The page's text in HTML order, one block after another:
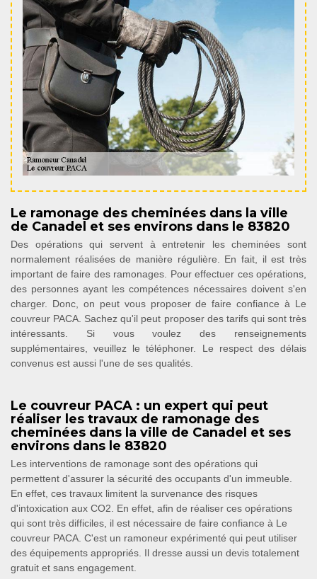
Le ramonage des cheminées dans la ville
de Canadel et ses environs dans le 83820
Des opérations qui servent à entretenir les cheminées sont
normalement réalisées de manière régulière. En fait, il est très
important de faire des ramonages. Pour effectuer ces opérations,
des personnes ayant les compétences nécessaires doivent s'en
charger. Donc, on peut vous proposer de faire confiance à Le
couvreur PACA. Sachez qu'il peut proposer des tarifs qui sont très
intéressants. Si vous voulez des renseignements
supplémentaires, veuillez le téléphoner. Le respect des délais
convenus est aussi l'une de ses qualités.
Le couvreur PACA : un expert qui peut
réaliser les travaux de ramonage des
cheminées dans la ville de Canadel et ses
environs dans le 83820
Les interventions de ramonage sont des opérations qui
permettent d'assurer la sécurité des occupants d'un immeuble.
En effet, ces travaux limitent la survenance des risques
d'intoxication aux CO2. En effet, afin de réaliser ces opérations
qui sont très difficiles, il est nécessaire de faire confiance à Le
couvreur PACA. C'est un ramoneur expérimenté qui peut utiliser
des équipements appropriés. Il dresse aussi un devis totalement
gratuit et sans engagement.